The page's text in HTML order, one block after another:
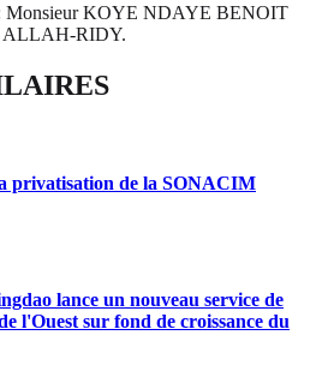
Monsieur KOYE NDAYE BENOIT
ALLAH-RIDY.
privatisation de la SONACIM
lance un nouveau service de
l'Ouest sur fond de croissance du